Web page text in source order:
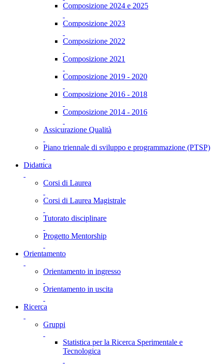
Composizione 2024 e 2025
Composizione 2023
Composizione 2022
Composizione 2021
Composizione 2019 - 2020
Composizione 2016 - 2018
Composizione 2014 - 2016
Assicurazione Qualità
Piano triennale di sviluppo e programmazione (PTSP)
Didattica
Corsi di Laurea
Corsi di Laurea Magistrale
Tutorato disciplinare
Progetto Mentorship
Orientamento
Orientamento in ingresso
Orientamento in uscita
Ricerca
Gruppi
Statistica per la Ricerca Sperimentale e
Tecnologica